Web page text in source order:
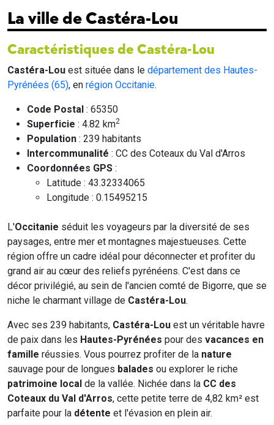
La ville de Castéra-Lou
Caractéristiques de Castéra-Lou
Castéra-Lou est située dans le département des Hautes-
Pyrénées (65), en région Occitanie.
Code Postal : 65350
Superficie : 4.82 km2
Population : 239 habitants
Intercommunalité : CC des Coteaux du Val d'Arros
Coordonnées GPS :
Latitude : 43.32334065
Longitude : 0.15495215
L'Occitanie séduit les voyageurs par la diversité de ses
paysages, entre mer et montagnes majestueuses. Cette
région offre un cadre idéal pour déconnecter et profiter du
grand air au cœur des reliefs pyrénéens. C'est dans ce
décor privilégié, au sein de l'ancien comté de Bigorre, que se
niche le charmant village de Castéra-Lou.
Avec ses 239 habitants, Castéra-Lou est un véritable havre
de paix dans les Hautes-Pyrénées pour des vacances en
famille réussies. Vous pourrez profiter de la nature
sauvage pour de longues balades ou explorer le riche
patrimoine local de la vallée. Nichée dans la CC des
Coteaux du Val d'Arros, cette petite terre de 4,82 km² est
parfaite pour la détente et l'évasion en plein air.